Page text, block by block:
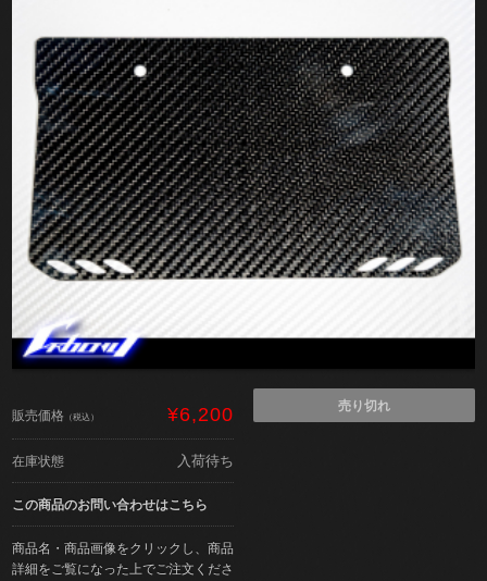
販売価格 （税込） ¥6,200
在庫状態 入荷待ち
この商品のお問い合わせはこちら
商品名・商品画像をクリックし、商品
詳細をご覧になった上でご注文くださ
売り切れ